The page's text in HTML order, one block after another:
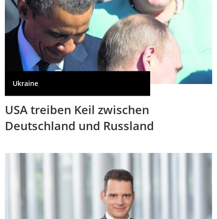
Ukraine
USA treiben Keil zwischen
Deutschland und Russland